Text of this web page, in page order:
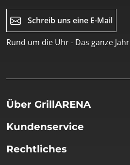
Schreib uns eine E-Mail
Rund um die Uhr - Das ganze Jahr
Über GrillARENA
Kundenservice
Rechtliches